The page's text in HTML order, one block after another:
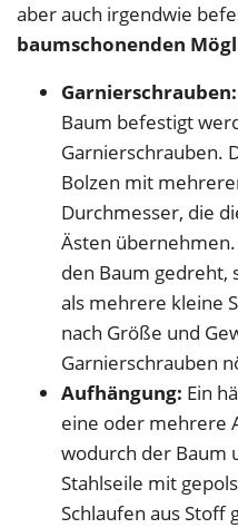
aber auch irgendwie
baumschonenden
Garnierschrauben:
Baum befestigt
Garnierschrauben.
Bolzen mit
Durchmesser, die
Ästen
den Baum gedreht,
als mehrere kleine
nach Größe und
Garnierschrauben
Aufhängung: Ein
eine oder mehrere
wodurch der Baum
Stahlseile mit
Schlaufen aus Stoff